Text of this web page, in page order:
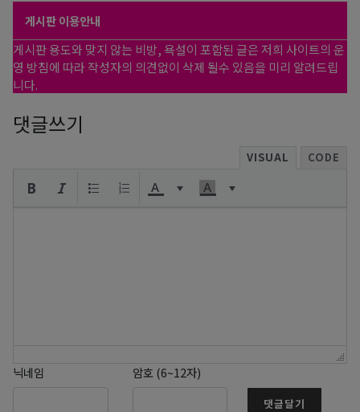
게시판 이용안내
게시판 용도와 맞지 않는 비방, 욕설이 포함된 글은 저희 사이트의 운
영 방침에 따라 작성자의 의견없이 삭제 될수 있음을 미리 알려드립
니다.
댓글쓰기
VISUAL CODE
닉네임 암호 (6~12자)
댓글달기